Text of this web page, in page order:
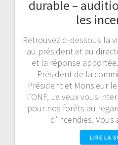
durable –
les
Retrouvez ci-dessous la
au président et au
et la réponse
Président de la
Président et Monsieur
l’ONF, Je veux vous
pour nos forêts au
d’incendies.
LIRE LA